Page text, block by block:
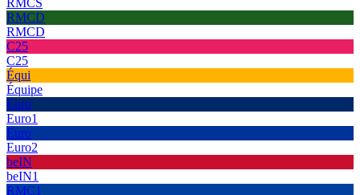
RMCS
RMCD
RMCD
C25
C25
Équi
Équipe
Euro
Euro1
Euro
Euro2
beIN
beIN1
RMC1